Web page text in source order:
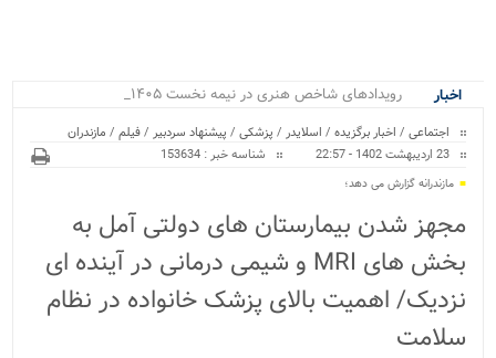
اخبار
رویدادهای شاخص هنری در نیمه نخست ۱۴۰۵ در ما_
اجتماعی / اخبار برگزیده / اسلایدر / پزشکی / پیشنهاد سردبیر /فیلم / مازندران
23 اردیبهشت 1402 - 22:57
شناسه خبر : 153634
مازندرانه گزارش می دهد؛
مجهز شدن بیمارستان های دولتی آمل به
بخش های MRI و شیمی درمانی در آینده ای
نزدیک/ اهمیت بالای پزشک خانواده در نظام
سلامت